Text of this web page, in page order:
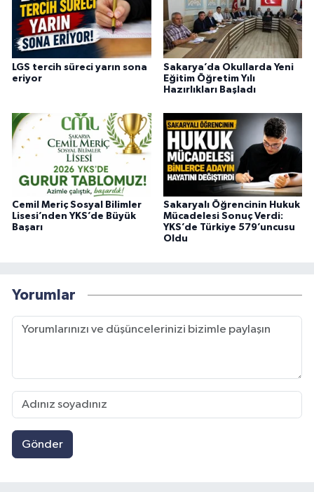
LGS tercih süreci yarın sona
eriyor
Sakarya’da Okullarda Yeni
Eğitim Öğretim Yılı
Hazırlıkları Başladı
Cemil Meriç Sosyal Bilimler
Lisesi’nden YKS’de Büyük
Başarı
Sakaryalı Öğrencinin Hukuk
Mücadelesi Sonuç Verdi:
YKS’de Türkiye 579’uncusu
Oldu
Yorumlar
Gönder